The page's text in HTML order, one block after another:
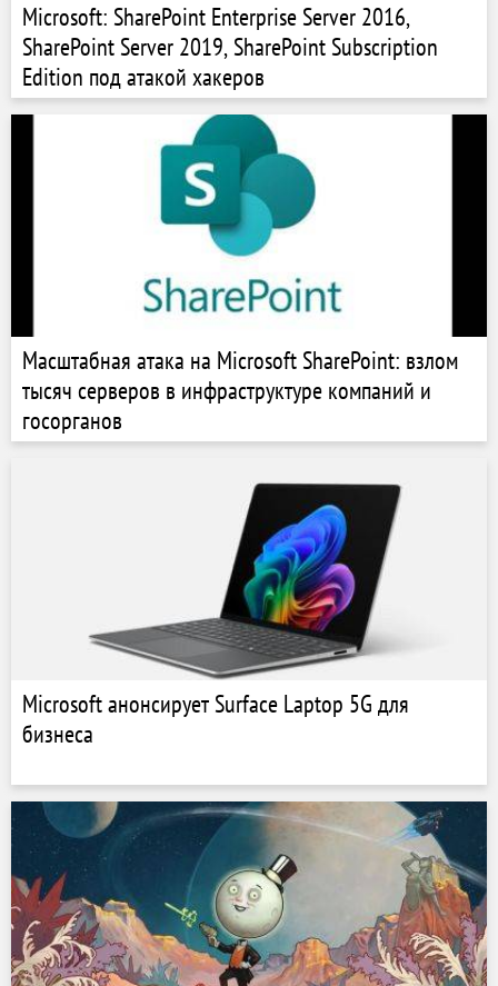
Microsoft: SharePoint Enterprise Server 2016,
SharePoint Server 2019, SharePoint Subscription
Edition под атакой хакеров
Масштабная атака на Microsoft SharePoint: взлом
тысяч серверов в инфраструктуре компаний и
госорганов
Microsoft анонсирует Surface Laptop 5G для
бизнеса